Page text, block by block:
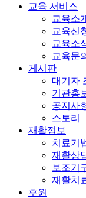
교육 서비스
교육소
교육신
교육소
교육문
게시판
대기자
기관홍
공지사
스토리
재활정보
치료기
재활상
보조기
재활치
후원